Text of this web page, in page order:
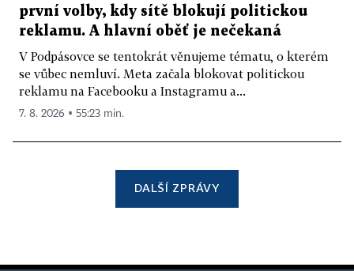
první volby, kdy sítě blokují politickou
reklamu. A hlavní oběť je nečekaná
V Podpásovce se tentokrát věnujeme tématu, o kterém
se vůbec nemluví. Meta začala blokovat politickou
reklamu na Facebooku a Instagramu a...
7. 8. 2026 ▪ 55:23 min.
DALŠÍ ZPRÁVY